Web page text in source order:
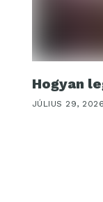
Hogyan
JÚLIUS 29, 2026